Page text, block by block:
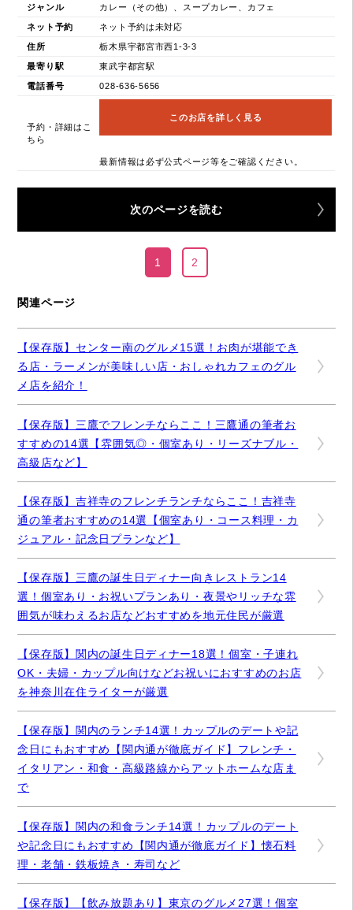
ジャンル カレー（その他）、スープカレー、カフェ
ネット予約 ネット予約は未対応
住所 栃木県宇都宮市西1-3-3
最寄り駅 東武宇都宮駅
電話番号 028-636-5656
予約・詳細はこ
ちら
このお店を詳しく見る
最新情報は必ず公式ページ等をご確認ください。
次のページを読む
1 2
関連ページ
【保存版】センター南のグルメ15選！お肉が堪能でき
る店・ラーメンが美味しい店・おしゃれカフェのグル
メ店を紹介！
【保存版】三鷹でフレンチならここ！三鷹通の筆者お
すすめの14選【雰囲気◎・個室あり・リーズナブル・
高級店など】
【保存版】吉祥寺のフレンチランチならここ！吉祥寺
通の筆者おすすめの14選【個室あり・コース料理・カ
ジュアル・記念日プランなど】
【保存版】三鷹の誕生日ディナー向きレストラン14
選！個室あり・お祝いプランあり・夜景やリッチな雰
囲気が味わえるお店などおすすめを地元住民が厳選
【保存版】関内の誕生日ディナー18選！個室・子連れ
OK・夫婦・カップル向けなどお祝いにおすすめのお店
を神奈川在住ライターが厳選
【保存版】関内のランチ14選！カップルのデートや記
念日にもおすすめ【関内通が徹底ガイド】フレンチ・
イタリアン・和食・高級路線からアットホームな店ま
で
【保存版】関内の和食ランチ14選！カップルのデート
や記念日にもおすすめ【関内通が徹底ガイド】懐石料
理・老舗・鉄板焼き・寿司など
【保存版】【飲み放題あり】東京のグルメ27選！個室